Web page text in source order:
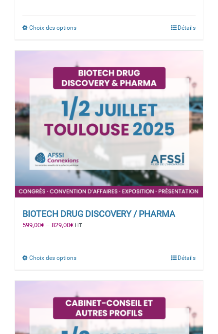
Choix des options Détails
BIOTECH DRUG DISCOVERY / PHARMA
599,00€ – 829,00€ HT
Choix des options Détails